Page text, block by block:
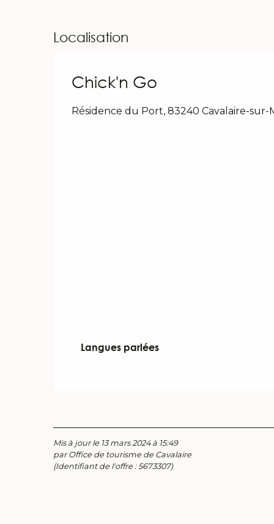
Localisation
Chick'n Go
Résidence du Port, 83240 Cavalaire-sur-
Langues parlées
Langues parlées
Mis à jour le 13 mars 2024 à 15:49
par Office de tourisme de Cavalaire
(Identifiant de l'offre :5673307)